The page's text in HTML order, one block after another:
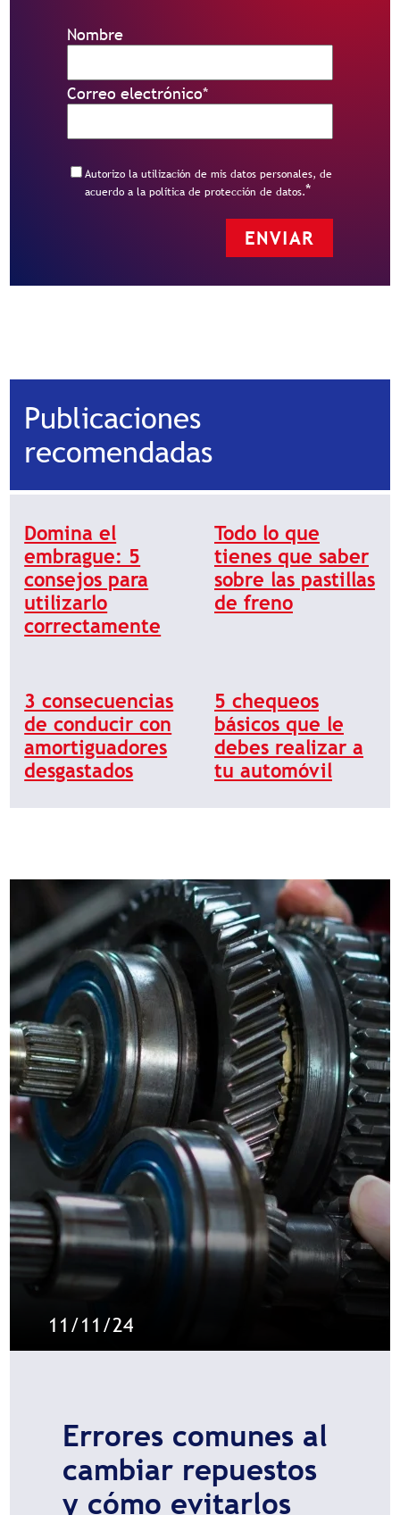
Nombre
Correo electrónico*
Autorizo la utilización de mis datos personales, de
acuerdo a la política de protección de datos.*
Publicaciones
recomendadas
Domina el
embrague: 5
consejos para
utilizarlo
correctamente
Todo lo que
tienes que saber
sobre las pastillas
de freno
3 consecuencias
de conducir con
amortiguadores
desgastados
5 chequeos
básicos que le
debes realizar a
tu automóvil
11/11/24
Errores comunes al
cambiar repuestos
y cómo evitarlos